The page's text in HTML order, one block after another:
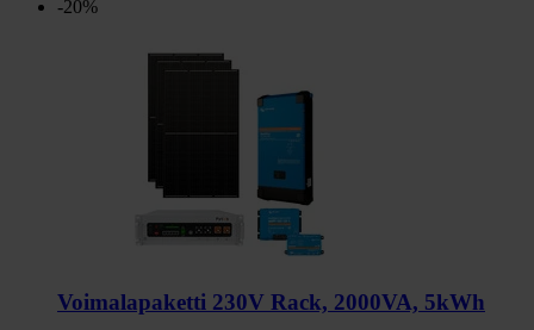
-20%
Voimalapaketti 230V Rack, 2000VA, 5kWh